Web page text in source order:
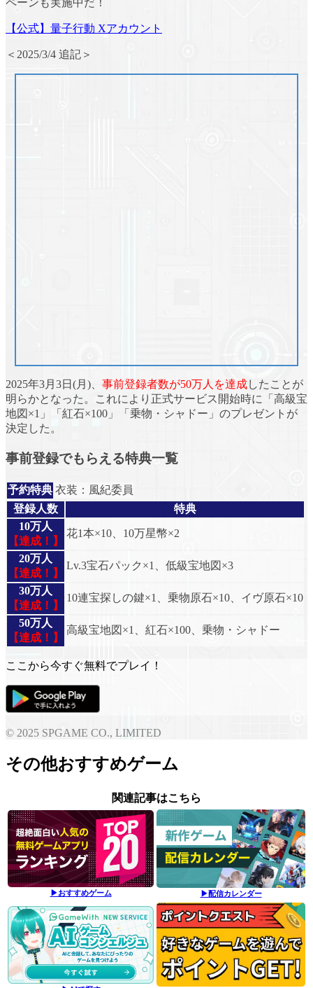
ペーンも実施中だ！
【公式】量子行動 Xアカウント
＜2025/3/4 追記＞
2025年3月3日(月)、 事前登録者数が50万人を達成したことが
明らかとなった。これにより正式サービス開始時に
「高級宝
地図×1」「紅石×100」「乗物・シャドー」 のプレゼントが
決定した。
事前登録でもらえる特典一覧
予約特典 衣装：風紀委員
登録人数
特典
10万人
【達成！】
花1本×10、10万星幣×2
20万人
【達成！】
Lv.3宝石パック×1、低級宝地図×3
30万人
【達成！】
10連宝探しの鍵×1、乗物原石×10、イヴ原石×10
50万人
【達成！】
高級宝地図×1、紅石×100、乗物・シャドー
ここから今すぐ無料でプレイ！
© 2025 SPGAME CO., LIMITED
その他おすすめゲーム
関連記事はこちら
▶おすすめゲーム ▶配信カレンダー